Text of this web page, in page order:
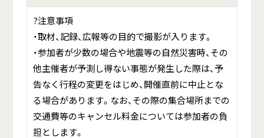
?注意事項
・取材、記録、広報等の目的で撮影が入ります。
・参加者が少数の場合や地震等の自然災害時、その
他主催者が予測し得ない事態が発生した際は、予
告なく行程の変更をはじめ、開催直前に中止とな
る場合があります。なお、その際の集合場所までの
交通費等のキャンセル料金については参加者の負
担とします。